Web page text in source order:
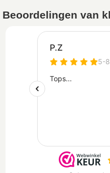
Beoordelingen van